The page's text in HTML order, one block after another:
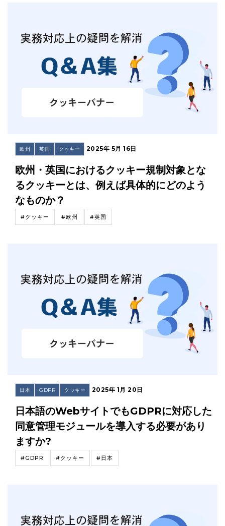
欧州 英国 クッキー 2025年 5月 16日
欧州・英国におけるクッキー規制対象とな
るクッキーとは、例えば具体的にどのよう
なものか？
#クッキー #欧州 #英国
日本 GDPR クッキー 2025年 1月 20日
日本語のWebサイトでもGDPRに対応した
同意管理モジュールを導入する必要があり
ますか?
#GDPR #クッキー #日本